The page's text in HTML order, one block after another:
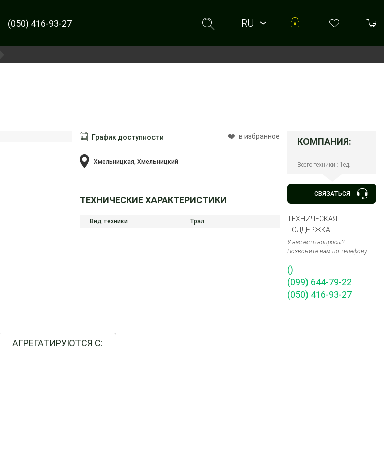
(050) 416-93-27
RU
График доступности в избранное
Хмельницкая, Хмельницкий
ТЕХНИЧЕСКИЕ ХАРАКТЕРИСТИКИ
Вид техники Трал
КОМПАНИЯ:
Всего техники : 1ед.
СВЯЗАТЬСЯ
ТЕХНИЧЕСКАЯ
ПОДДЕРЖКА
У вас есть вопросы?
Позвоните нам по телефону:
()
(099) 644-79-22
(050) 416-93-27
АГРЕГАТИРУЮТСЯ С: